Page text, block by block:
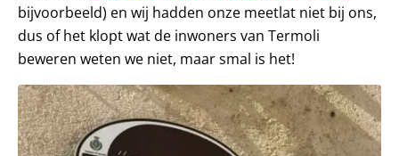
bijvoorbeeld) en wij hadden onze meetlat niet bij ons,
dus of het klopt wat de inwoners van Termoli
beweren weten we niet, maar smal is het!